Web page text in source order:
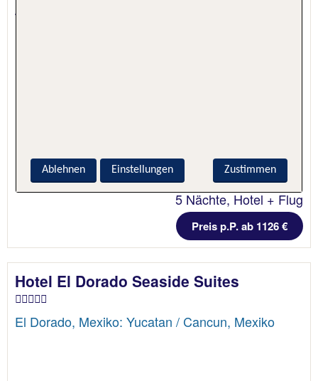
4.9 - 100 % Weiterempfehlung
5 Nächte, Hotel + Flug
Preis p.P. ab 1126 €
Hotel El Dorado Seaside Suites
El Dorado, Mexiko: Yucatan / Cancun, Mexiko
Zustimmen
Ablehnen Einstellungen